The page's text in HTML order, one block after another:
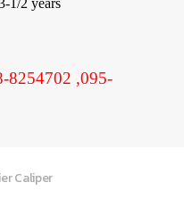
1/2 years
,095-
Caliper